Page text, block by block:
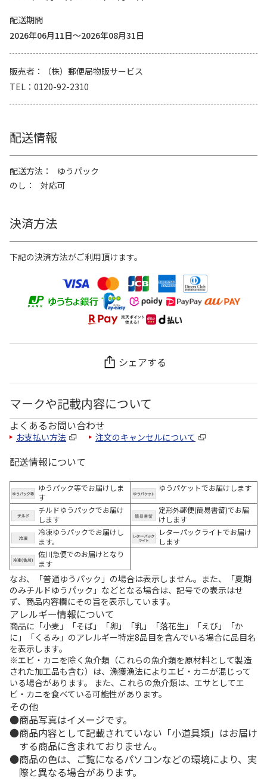
配送期間
2026年06月11日～2026年08月31日
販売者
（株）郵便局物販サービス
TEL
0120-92-2310
配送情報
配送方法
ゆうパック
のし
対応可
決済方法
下記の決済方法がご利用頂けます。
シェアする
マークや記載内容について
よくあるお問い合わせ
お支払い方法 注文のキャンセルについて
配送情報について
ゆうパック等でお届けしま
す
ゆうパケットでお届けします
チルドゆうパックでお届け
します
定形外郵便(簡易書留)でお届
けします
冷凍ゆうパックでお届けし
ます。
レターパックライトでお届け
します
佐川急便でのお届けとなり
ます
なお、「普通ゆうパック」の場合は表示しません。また、「夏期
のみチルドゆうパック」などとなる場合は、記号での表示はせ
ず、商品内容欄にその旨を表示しています。
アレルギー情報について
商品に「小麦」「そば」「卵」「乳」「落花生」「えび」「か
に」「くるみ」のアレルギー特定8品目を含んでいる場合に品目名
を表示します。
※エビ・カニを除く魚介類（これらの魚介類を原材料として製造
された加工品も含む）は、漁獲漁法によりエビ・カニが混じって
いる場合があります。 また、これらの魚介類は、エサとしてエ
ビ・カニを食べている可能性があります。
その他
商品写真はイメージです。
商品内容として記載されていない「小道具類」はお届け
する商品に含まれておりません。
商品の色は、ご覧になるパソコンなどの環境により、実
際と異なる場合があります。